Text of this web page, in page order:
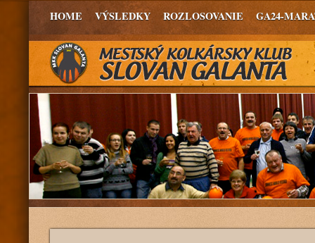
HOME VÝSLEDKY ROZLOSOVANIE GA24-